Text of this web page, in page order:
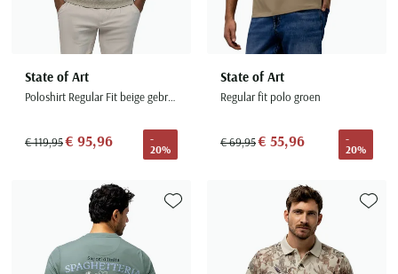
State of Art
Poloshirt Regular Fit beige gebreid streepmotief
€ 119,95€ 95,96
-
20%
State of Art
Regular fit polo groen
€ 69,95€ 55,96
-
20%
Toevoegen aan favorieten